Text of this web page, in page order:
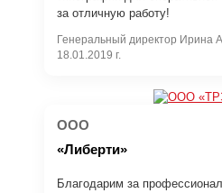
за отличную работу!
Генеральный директор Ирина
18.01.2019 г.
ООО
«Либерти»
Благодарим за